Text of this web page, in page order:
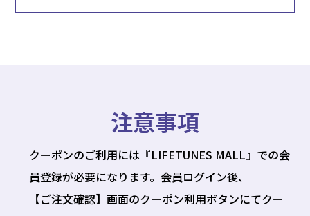
注意事項
クーポンのご利用には『LIFETUNES MALL』での会
員登録が必要になります。会員ログイン後、
【ご注文確認】画面のクーポン利用ボタンにてクー